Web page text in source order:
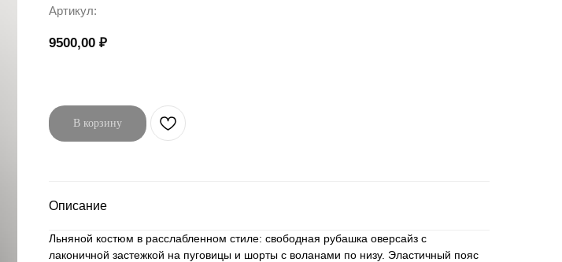
Артикул:
9500,00 ₽
В корзину
Описание
Льняной костюм в расслабленном стиле: свободная рубашка оверсайз с
лаконичной застежкой на пуговицы и шорты с воланами по низу. Эластичный пояс